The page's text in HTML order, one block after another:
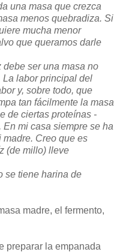
una masa que crezca
menos quebradiza. Si
mucha menor
que queramos darle
ser una masa no
La labor principal del
y, sobre todo, que
tan fácilmente la masa
de ciertas proteínas -
mi casa siempre se ha
Creo que es
(de millo) lleve
se tiene harina de
madre, el fermento,
preparar la empanada